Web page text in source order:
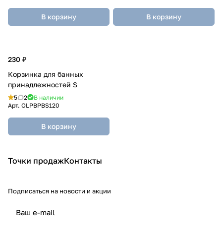
В корзину В корзину
230 ₽
Корзинка для банных
принадлежностей S
5 2
В наличии
Арт. OLPBPBS120
В корзину
Точки продажКонтакты
Подписаться на новости и акции